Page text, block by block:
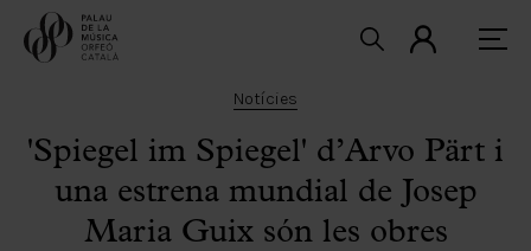
Notícies
'Spiegel im Spiegel' d’Arvo Pärt i
una estrena mundial de Josep
Maria Guix són les obres